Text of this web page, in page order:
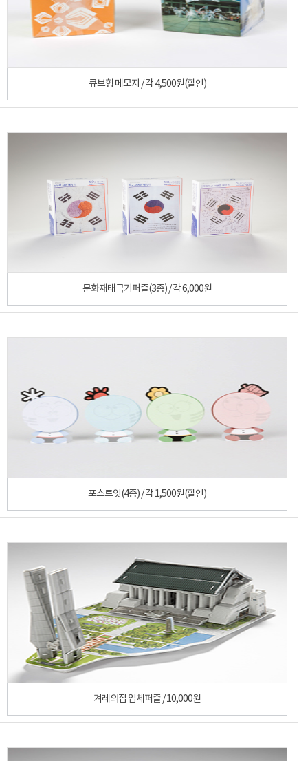
큐브형 메모지 / 각 4,500원(할인)
문화재태극기퍼즐(3종) / 각 6,000원
포스트잇(4종) / 각 1,500원(할인)
겨레의집 입체퍼즐 / 10,000원